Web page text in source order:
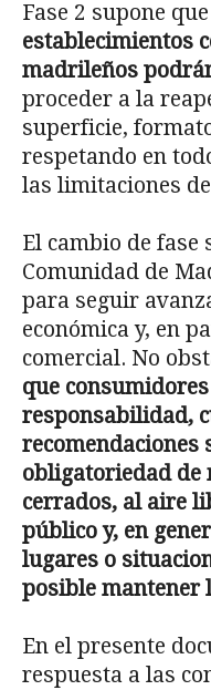
Fase 2 supone que
establecimientos
madrileños podrá
proceder a la
superficie,
respetando en
las limitaciones
El cambio de fase
Comunidad de
para seguir
económica y, en
comercial. No
que
responsabilidad,
obligatoriedad de
cerrados, al aire
público y, en
lugares o
posible mantener
En el presente
respuesta a las